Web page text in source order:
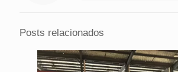
Posts relacionados